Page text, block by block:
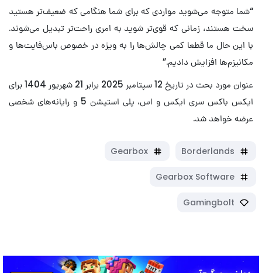
“شما متوجه می‌شوید مواردی که برای شما هنگامی که ضعیف‌تر هستید
سخت هستند، زمانی که قوی‌تر شوید به امری راحت‌تر تبدیل می‌شوند.
با این حال ما قطعا کمی چالش‌ها را به ویژه در خصوص باس‌فایت‌ها و
مکانیزم‌ها افزایش دادیم.”
عنوان مورد بحث در تاریخ 12 سپتامبر 2025 برابر 21 شهریور 1404 برای
ایکس باکس سری ایکس و اس، پلی استیشن 5 و رایانه‌های شخصی
عرضه خواهد شد.
Borderlands
Gearbox
Gearbox Software
Gamingbolt